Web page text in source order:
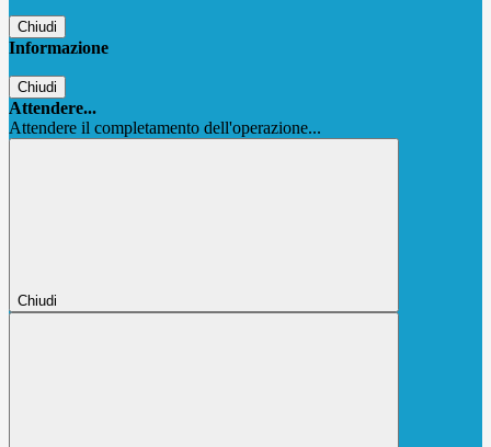
Chiudi
Informazione
Chiudi
Attendere...
Attendere il completamento dell'operazione...
Chiudi